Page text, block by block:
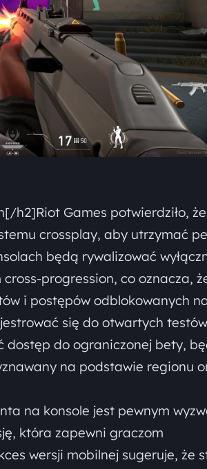
h2]Riot Games potwierdziło, że
crossplay, aby utrzymać
będą rywalizować
progression, co oznacza,
i postępów odblokowanych
się do otwartych
dostęp do ograniczonej bety,
na podstawie regionu
na konsole jest pewnym
która zapewni graczom
wersji mobilnej sugeruje, że